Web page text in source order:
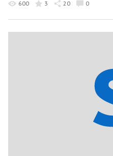
600 3 20 0